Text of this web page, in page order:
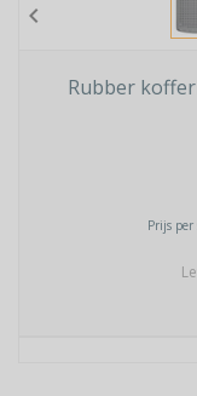
chevron_left
Rubber
Prijs